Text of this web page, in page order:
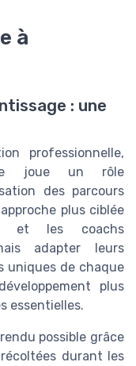
à
: une
professionnelle,
joue un rôle
des parcours
plus ciblée
et les coachs
adapter leurs
uniques de chaque
plus
essentielles.
possible grâce
durant les